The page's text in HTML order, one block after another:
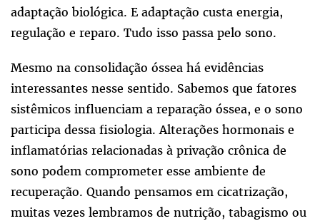
adaptação biológica. E adaptação custa energia,
regulação e reparo. Tudo isso passa pelo sono.
Mesmo na consolidação óssea há evidências
interessantes nesse sentido. Sabemos que fatores
sistêmicos influenciam a reparação óssea, e o sono
participa dessa fisiologia. Alterações hormonais e
inflamatórias relacionadas à privação crônica de
sono podem comprometer esse ambiente de
recuperação. Quando pensamos em cicatrização,
muitas vezes lembramos de nutrição, tabagismo ou